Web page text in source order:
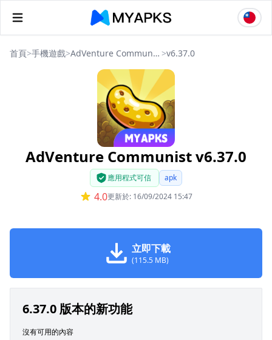
首頁>手機遊戲> AdVenture Communist >v6.37.0
AdVenture Communist v6.37.0
應用程式可信 apk
4.0更新於: 16/09/2024 15:47
立即下載
(115.5 MB)
6.37.0 版本的新功能
沒有可用的內容